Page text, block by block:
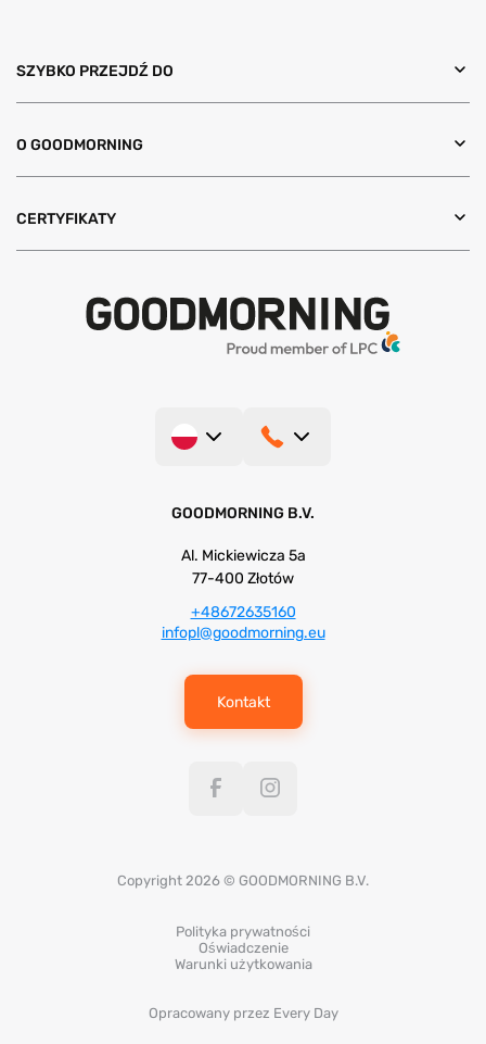
SZYBKO PRZEJDŹ DO
O GOODMORNING
CERTYFIKATY
GOODMORNING B.V.
Al. Mickiewicza 5a
77-400 Złotów
+48672635160
infopl@goodmorning.eu
Kontakt
Copyright 2026 © GOODMORNING B.V.
Polityka prywatności
Oświadczenie
Warunki użytkowania
Opracowany przez Every Day